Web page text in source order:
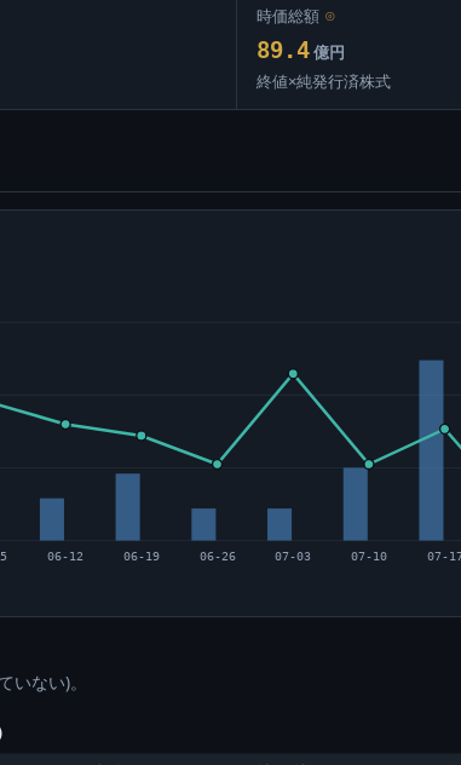
時価総額 ⊙
89.4 億円
終値×純発行済株式
06-12 06-19 06-26 07-03 07-10 07-
ない)。